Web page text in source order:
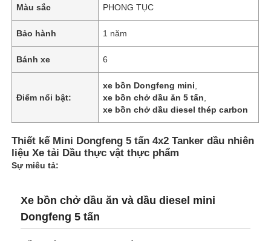
Tham quan nhà máy
Tin tức
Tất cả các trường hợp
Yêu cầu báo giá
Màu sắc PHONG TỤC
Bảo hành 1 năm
Bánh xe 6
Điểm nổi bật:
xe bồn Dongfeng mini
xe bồn chở dầu ăn 5 tấn
xe bồn chở dầu diesel thép carbon
Thiết kế Mini Dongfeng 5 tấn 4x2 Tanker dầu nhiên
liệu Xe tải Dầu thực vật thực phẩm
Sự miêu tả:
Xe bồn chở dầu ăn và dầu diesel mini
Dongfeng 5 tấn